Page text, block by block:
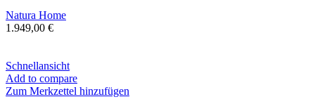
Natura Home
1.949,00 €
Schnellansicht
Add to compare
Zum Merkzettel hinzufügen